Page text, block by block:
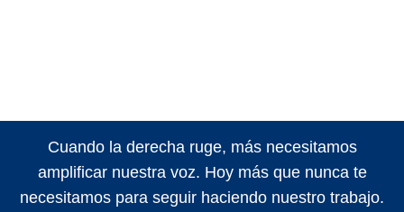
Cuando la derecha ruge, más necesitamos
amplificar nuestra voz. Hoy más que nunca te
necesitamos para seguir haciendo nuestro trabajo.